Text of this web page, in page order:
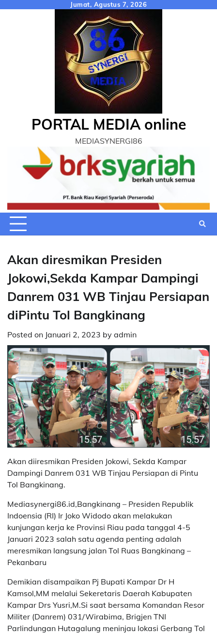
Jumat, Agustus 7, 2026
PORTAL MEDIA online
MEDIASYNERGI86
Akan diresmikan Presiden
Jokowi,Sekda Kampar Dampingi
Danrem 031 WB Tinjau Persiapan
diPintu Tol Bangkinang
Posted on Januari 2, 2023 by admin
Akan diiresmikan Presiden Jokowi, Sekda Kampar
Dampingi Danrem 031 WB Tinjau Persiapan di Pintu
Tol Bangkinang.
Mediasynergi86.id,Bangkinang – Presiden Republik
Indoensia (RI) Ir Joko Widodo akan melakukan
kunjungan kerja ke Provinsi Riau pada tanggal 4-5
Januari 2023 salah satu agenda penting adalah
meresmikan langsung jalan Tol Ruas Bangkinang –
Pekanbaru
Demikian disampaikan Pj Bupati Kampar Dr H
Kamsol,MM melalui Sekeretaris Daerah Kabupaten
Kampar Drs Yusri,M.Si saat bersama Komandan Resor
Militer (Danrem) 031/Wirabima, Brigjen TNI
Parlindungan Hutagalung meninjau lokasi Gerbang Tol